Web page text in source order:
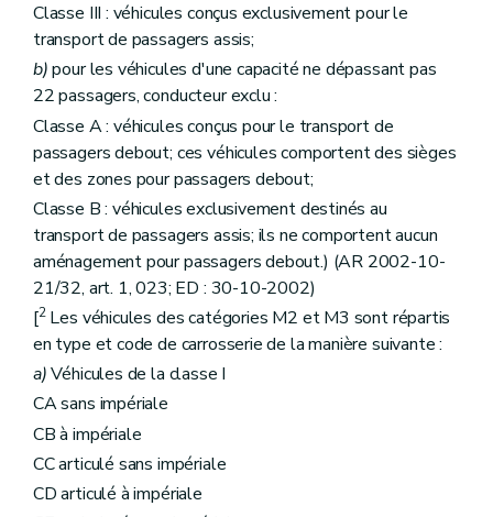
Classe III : véhicules conçus exclusivement pour le
transport de passagers assis;
b)pour les véhicules d'une capacité ne dépassant pas
22 passagers, conducteur exclu :
Classe A : véhicules conçus pour le transport de
passagers debout; ces véhicules comportent des sièges
et des zones pour passagers debout;
Classe B : véhicules exclusivement destinés au
transport de passagers assis; ils ne comportent aucun
aménagement pour passagers debout.) (AR 2002-10-
21/32, art. 1, 023; ED : 30-10-2002)
[2Les véhicules des catégories M2 et M3 sont répartis
en type et code de carrosserie de la manière suivante :
a)Véhicules de la classe I
CA sans impériale
CB à impériale
CC articulé sans impériale
CD articulé à impériale